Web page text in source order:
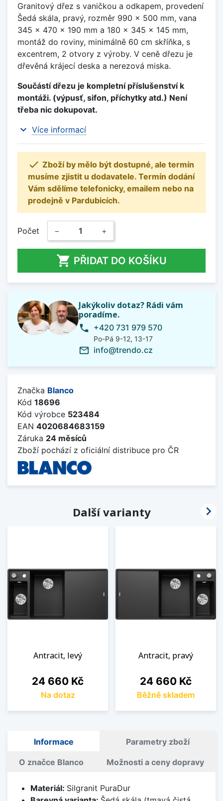
Granitový dřez s vaničkou a odkapem, provedení
Šedá skála, pravý, rozměr 990 x 500 mm, vana
345 x 470 x 190 mm a 180 x 345 x 145 mm,
montáž do roviny, minimálně 60 cm skříňka, s
excentrem, 2 otvory z výroby. V ceně dřezu je
dřevěná krájecí deska a nerezová miska.
Součástí dřezu je kompletní příslušenství k
montáži. (výpusť, sifon, příchytky atd.) Není
třeba nic dokupovat.
expand_more Více informací
 Zboží by mělo být dostupné, ale termín
musíme zjistit u dodavatele. Termín dodání
Vám sdělíme telefonicky, emailem nebo na
prodejně v Pardubicích.
Počet − +
 PŘIDAT DO KOŠÍKU
Jakýkoliv dotaz? Rádi vám
poradíme.
phone +420 731 979 570
Po-Pá 9-12, 13-17
mail_outline info@trendo.cz
Značka Blanco
Kód 18696
Kód výrobce 523484
EAN 4020684683159
Záruka 24 měsíců
Zboží pochází z oficiální distribuce pro ČR
Další varianty
Antracit, levý
Cena
24 660 Kč
Na dotaz
Antracit, pravý
Cena
24 660 Kč
Běžně skladem

Informace Parametry zboží
O značce Blanco Možnosti a ceny dopravy
Materiál: Silgranit PuraDur